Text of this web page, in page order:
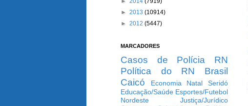
► 2013 (10914)
► 2012 (5447)
MARCADORES
Casos de Polícia
RN
Política do RN
Brasil
Caicó
Economia Natal
Seridó
Educação/Saúde Esportes/Futebol
Nordeste
Justiça/Jurídico